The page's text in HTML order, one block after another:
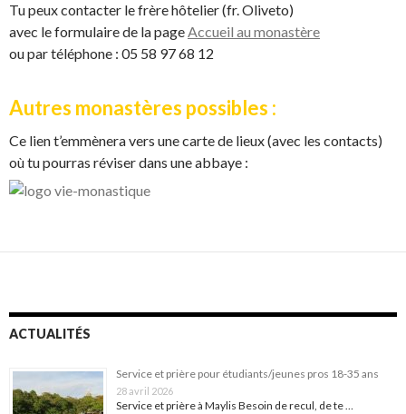
Tu peux contacter le frère hôtelier (fr. Oliveto)
avec le formulaire de la pageAccueil au monastère
ou par téléphone : 05 58 97 68 12
Autres monastères possibles :
Ce lien t’emmènera vers une carte de lieux (avec les contacts)
où tu pourras réviser dans une abbaye :
ACTUALITÉS
Service et prière pour étudiants/jeunes pros 18-35 ans
28 avril 2026
Service et prière à Maylis Besoin de recul, de te …